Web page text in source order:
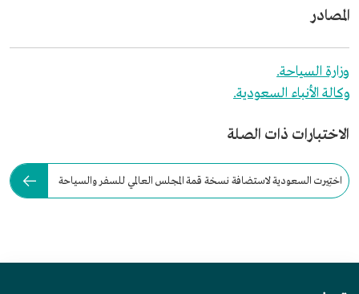
المصادر
وزارة السياحة.
وكالة الأنباء السعودية.
الاختبارات ذات الصلة
اختِيرت السعودية لاستضافة نسخة قمة المجلس العالمي للسفر والسياحة